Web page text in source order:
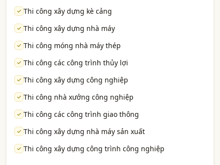
Thi công xây dựng kè cảng
Thi công xây dựng nhà máy
Thi công móng nhà máy thép
Thi công các công trình thủy lợi
Thi công xây dựng công nghiệp
Thi công nhà xưởng công nghiệp
Thi công các công trình giao thông
Thi công xây dựng nhà máy sản xuất
Thi công xây dựng công trình công nghiệp